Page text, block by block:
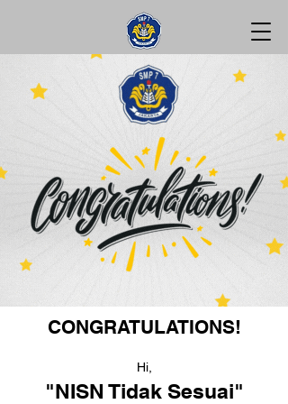
CONGRATULATIONS!
Hi,
"NISN Tidak Sesuai"